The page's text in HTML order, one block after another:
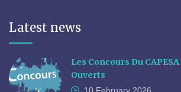
Latest news
Les Concours Du
Ouverts